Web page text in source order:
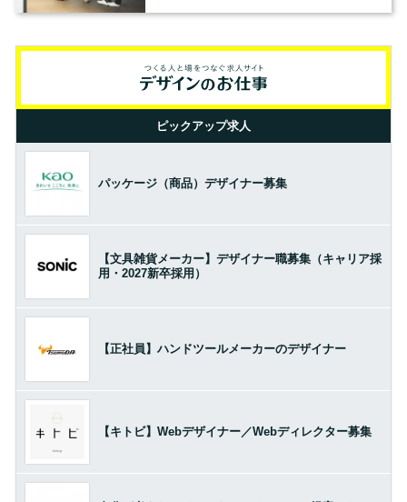
ピックアップ求人
パッケージ（商品）デザイナー募集
【文具雑貨メーカー】デザイナー職募集（キャリア採
用・2027新卒採用）
【正社員】ハンドツールメーカーのデザイナー
【キトビ】Webデザイナー／Webディレクター募集